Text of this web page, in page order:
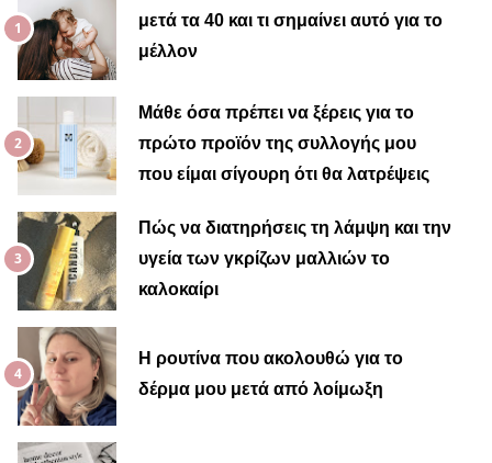
μετά τα 40 και τι σημαίνει αυτό για το
μέλλον
Μάθε όσα πρέπει να ξέρεις για το
πρώτο προϊόν της συλλογής μου
που είμαι σίγουρη ότι θα λατρέψεις
Πώς να διατηρήσεις τη λάμψη και την
υγεία των γκρίζων μαλλιών το
καλοκαίρι
Η ρουτίνα που ακολουθώ για το
δέρμα μου μετά από λοίμωξη